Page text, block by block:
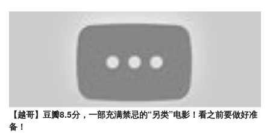
【越哥】豆瓣8.5分，一部充满禁忌的“另类”电影！看之前要做好准
备！